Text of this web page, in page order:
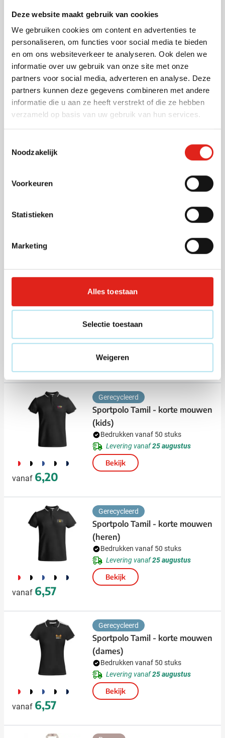
Deze website maakt gebruik van cookies
We gebruiken cookies om content en advertenties te
personaliseren, om functies voor social media te bieden
en om ons websiteverkeer te analyseren. Ook delen we
informatie over uw gebruik van onze site met onze
partners voor social media, adverteren en analyse. Deze
partners kunnen deze gegevens combineren met andere
informatie die u aan ze heeft verstrekt of die ze hebben
verzameld op basis van uw gebruik van hun services.
Noodzakelijk
Voorkeuren
Statistieken
Marketing
Alles toestaan
Selectie toestaan
Weigeren
2,69
660 001002 006 536
Polo kids Star
Bedrukken vanaf 50 stuks
Levering vanaf25 augustus
Bekijk
vanaf 4,36
Polo sport Monzha (heren)
Bedrukken vanaf 50 stuks
Levering vanaf25 augustus
Bekijk
048 169 951 040 482
vanaf 6,20
Gerecycleerd
Sportpolo Tamil - korte mouwen
(kids)
Bedrukken vanaf 50 stuks
Levering vanaf25 augustus
Bekijk
048 169 951 040 482
vanaf 6,57
Gerecycleerd
Sportpolo Tamil - korte mouwen
(heren)
Bedrukken vanaf 50 stuks
Levering vanaf25 augustus
Bekijk
048 169 951 040 482
vanaf 6,57
Gerecycleerd
Sportpolo Tamil - korte mouwen
(dames)
Bedrukken vanaf 50 stuks
Levering vanaf25 augustus
Bekijk